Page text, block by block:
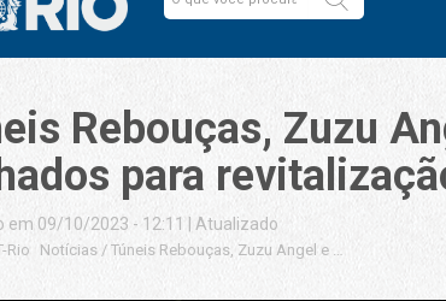
Rebouças, Zuzu
para
em 09/10/2023 - 12:11 Atualizado
Rio Notícias / Túneis Rebouças, Zuzu Angel e Acústico